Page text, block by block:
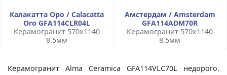
Калакатта Оро / Calacatta
Oro GFA114CLR04L
Керамогранит 570x1140
8.5мм
Амстердам / Amsterdam
GFA114ADM70R
Керамогранит 570x1140
8.5мм
Керамогранит Alma Ceramica GFA114VLC70L недорого.